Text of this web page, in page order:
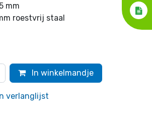
mm
roestvrij staal
In winkelmandje
verlanglijst